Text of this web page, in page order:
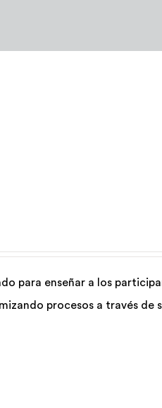
para enseñar a los
procesos a través de